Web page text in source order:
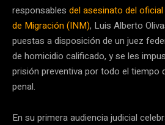
responsables del asesinato del
de Migración (INM), Luis Alberto
puestas a disposición de un juez
de homicidio calificado, y se les
prisión preventiva por todo el tiempo
penal.
En su primera audiencia judicial